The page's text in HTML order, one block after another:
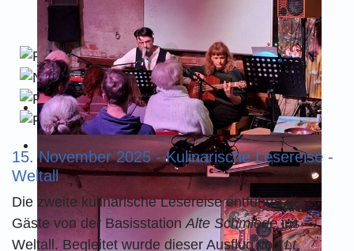
15. November 2025 - Kulinarische Lesereise -
Weltall
Die zweite kulinarische Lesereise entführte die
Gäste von der BasisstationAlte Schmiedeins
Weltall. Begleitet wurde dieser Ausflug vonLt.